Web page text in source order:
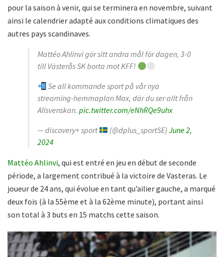
pour la saison à venir, qui se terminera en novembre, suivant
ainsi le calendrier adapté aux conditions climatiques des
autres pays scandinaves.
Mattéo Ahlinvi gör sitt andra mål för dagen, 3-0
till Västerås SK borta mot KFF!
Se all kommande sport på vår nya
streaming-hemmaplan Max, där du ser allt från
Allsvenskan. pic.twitter.com/eNhRQe9uhx
— discovery+ sport
(@dplus_sportSE)June 2,
2024
Mattéo Ahlinvi, qui est entré en jeu en début de seconde
période, a largement contribué à la victoire de Vasteras. Le
joueur de 24 ans, qui évolue en tant qu’ailier gauche, a marqué
deux fois (à la 55ème et à la 62ème minute), portant ainsi
son total à 3 buts en 15 matchs cette saison.